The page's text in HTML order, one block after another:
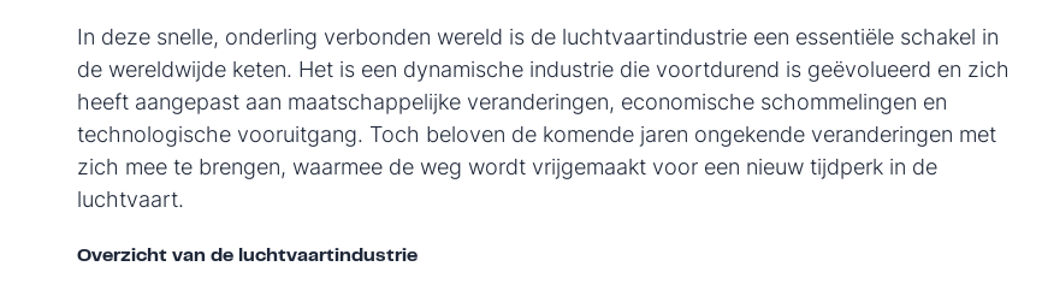
In deze snelle, onderling verbonden wereld is de luchtvaartindustrie een essentiële schakel in
de wereldwijde keten. Het is een dynamische industrie die voortdurend is geëvolueerd en zich
heeft aangepast aan maatschappelijke veranderingen, economische schommelingen en
technologische vooruitgang. Toch beloven de komende jaren ongekende veranderingen met
zich mee te brengen, waarmee de weg wordt vrijgemaakt voor een nieuw tijdperk in de
luchtvaart.
Overzicht van de luchtvaartindustrie